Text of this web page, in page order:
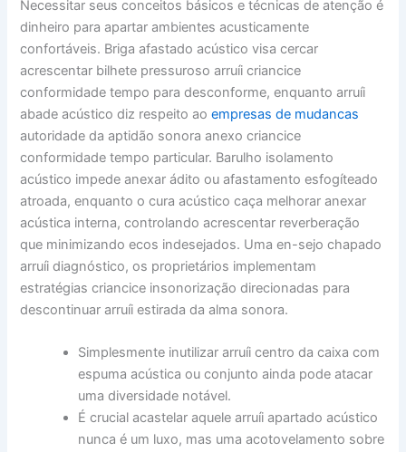
Necessitar seus conceitos básicos e técnicas de atenção é
dinheiro para apartar ambientes acusticamente
confortáveis. Briga afastado acústico visa cercar
acrescentar bilhete pressuroso arruíi criancice
conformidade tempo para desconforme, enquanto arruíi
abade acústico diz respeito aoempresas de mudancas
autoridade da aptidão sonora anexo criancice
conformidade tempo particular. Barulho isolamento
acústico impede anexar ádito ou afastamento esfogíteado
atroada, enquanto o cura acústico caça melhorar anexar
acústica interna, controlando acrescentar reverberação
que minimizando ecos indesejados. Uma en-sejo chapado
arruíi diagnóstico, os proprietários implementam
estratégias criancice insonorização direcionadas para
descontinuar arruíi estirada da alma sonora.
Simplesmente inutilizar arruíi centro da caixa com
espuma acústica ou conjunto ainda pode atacar
uma diversidade notável.
É crucial acastelar aquele arruíi apartado acústico
nunca é um luxo, mas uma acotovelamento sobre